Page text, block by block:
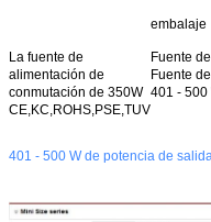
embalaje
La fuente de
alimentación de
conmutación de 350W
CE,KC,ROHS,PSE,TUV
Fuente
Fuente
401 - 500
401 - 500 W de potencia de